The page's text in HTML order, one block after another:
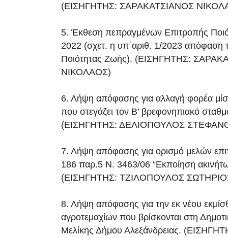
(ΕΙΣΗΓΗΤΗΣ: ΣΑΡΑΚΑΤΣΙΑΝΟΣ
5. Έκθεση πεπραγμένων Επιτροπής
2022 (σχετ. η υπ΄αριθ. 1/2023 απόφαση
Ποιότητας Ζωής). (ΕΙΣΗΓΗΤΗΣ:
ΝΙΚΟΛΑΟΣ)
6. Λήψη απόφασης για αλλαγή φορέα
που στεγάζει τον Β’ βρεφονηπιακό
(ΕΙΣΗΓΗΤΗΣ: ΔΕΛΙΟΠΟΥΛΟΣ
7. Λήψη απόφασης για ορισμό μελών
186 παρ.5 Ν. 3463/06 “Εκποίηση
(ΕΙΣΗΓΗΤΗΣ: ΤΖΙΛΟΠΟΥΛΟΣ
8. Λήψη απόφασης για την εκ νέου
αγροτεμαχίων που βρίσκονται στη
Μελίκης Δήμου Αλεξάνδρειας.